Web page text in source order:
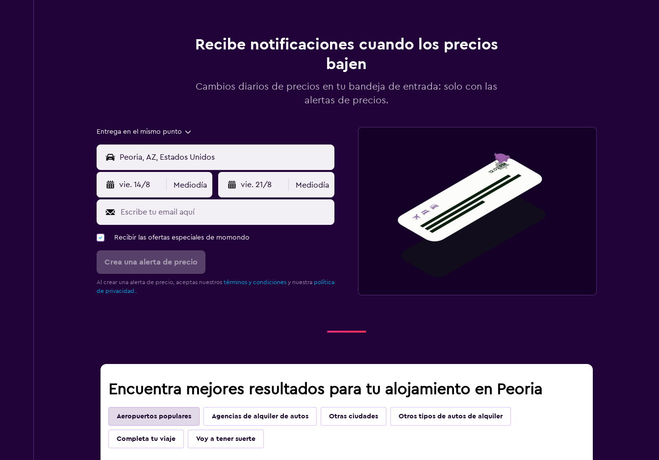
Recibe notificaciones cuando los precios
bajen
Cambios diarios de precios en tu bandeja de entrada: solo con las
alertas de precios.
Entrega en el mismo punto
vie. 14/8 Mediodía vie. 21/8 Mediodía
Recibir las ofertas especiales de momondo
Crea una alerta de precio
Al crear una alerta de precio, aceptas nuestros términos y condicionesy nuestra política
de privacidad.
Encuentra mejores resultados para tu alojamiento en Peoria
Aeropuertos populares Agencias de alquiler de autos Otras ciudades Otros tipos de autos de alquiler
Completa tu viaje Voy a tener suerte